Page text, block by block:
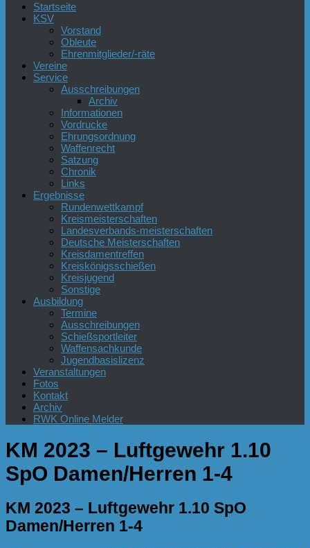
Startseite
KSV
Vorstand
Obleute
Ehrenmitglieder/-räte
Vereine
Service
Ausschreibungen
Archiv
Informationen
Vordrucke
Ehrungsordnung
Waffenrecht
Satzung
Chronik
Links
Ergebnisse
Rundenwettkampf
Kreismeisterschaften
Landesverbands-meisterschaften
Deutsche Meisterschaften
Kreisdamentreffen
Kreiskönigsschießen
Kreisjugend
Sonstige
Ausbildung
Termine
Ausschreibungen
Schießsportleiter
Waffensachkunde
Jugendbasislizenz
Veranstaltungen
Fotos
Kontakt
Archiv
RWK Online Melder
KM 2023 – Luftgewehr 1.10
SpO Damen/Herren 1-4
KM 2023 – Luftgewehr 1.10 SpO
Damen/Herren 1-4